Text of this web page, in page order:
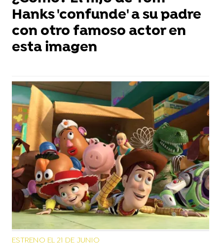
Hanks 'confunde' a su padre
con otro famoso actor en
esta imagen
ESTRENO EL 21 DE JUNIO